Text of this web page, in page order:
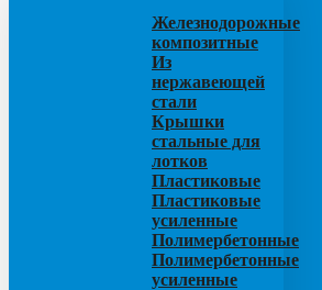
Железнодорожные
композитные
Из
нержавеющей
стали
Крышки
стальные для
лотков
Пластиковые
Пластиковые
усиленные
Полимербетонные
Полимербетонные
усиленные